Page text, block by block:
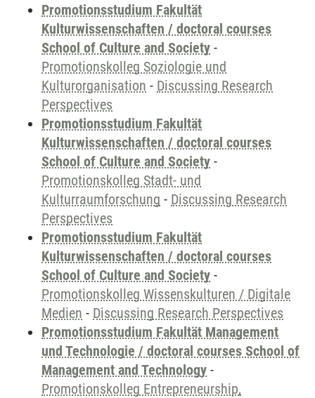
Promotionsstudium Fakultät
Kulturwissenschaften / doctoral courses
School of Culture and Society -
Promotionskolleg Soziologie und
Kulturorganisation - Discussing Research
Perspectives
Promotionsstudium Fakultät
Kulturwissenschaften / doctoral courses
School of Culture and Society -
Promotionskolleg Stadt- und
Kulturraumforschung - Discussing Research
Perspectives
Promotionsstudium Fakultät
Kulturwissenschaften / doctoral courses
School of Culture and Society -
Promotionskolleg Wissenskulturen / Digitale
Medien - Discussing Research Perspectives
Promotionsstudium Fakultät Management
und Technologie / doctoral courses School of
Management and Technology -
Promotionskolleg Entrepreneurship,